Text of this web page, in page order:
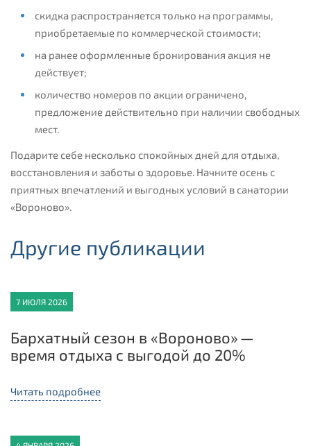
скидка распространяется только на программы,
приобретаемые по коммерческой стоимости;
на ранее оформленные бронирования акция не
действует;
количество номеров по акции ограничено,
предложение действительно при наличии свободных
мест.
Подарите себе несколько спокойных дней для отдыха,
восстановления и заботы о здоровье. Начните осень с
приятных впечатлений и выгодных условий в санатории
«Вороново».
Другие публикации
7 ИЮЛЯ 2026
Бархатный сезон в «Вороново» —
время отдыха с выгодой до 20%
Читать подробнее